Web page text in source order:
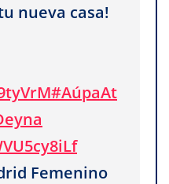
nueva casa!
#AúpaAt
Femenino